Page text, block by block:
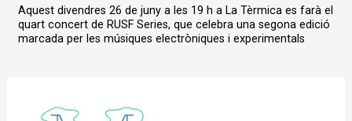
Aquest divendres 26 de juny a les 19 h a La Tèrmica es farà el
quart concert de RUSF Series, que celebra una segona edició
marcada per les músiques electròniques i experimentals